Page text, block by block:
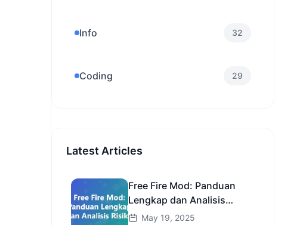
Info 32
Coding 29
Latest Articles
Free Fire Mod: Panduan
Lengkap dan Analisis
RisikoMay 19, 2025